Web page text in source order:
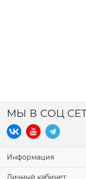
МЫ В СОЦ
Информация
Личный кабинет